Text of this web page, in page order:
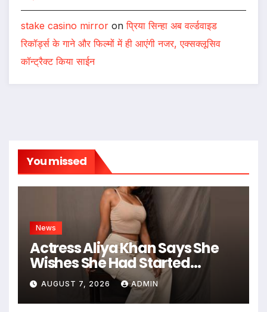
stake casino mirror onप्रिया सिन्हा अब वर्ल्डवाइड
रिकॉर्ड्स के गाने और फिल्मों में ही आएंगी नजर, एक्सक्लूसिव
कॉन्ट्रैक्ट किया साईन
You missed
News
Actress Aliya Khan Says She
Wishes She Had Started
Acting Earlier
AUGUST 7, 2026 ADMIN